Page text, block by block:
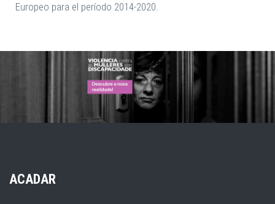
Europeo para el período 2014-2020.
ACADAR